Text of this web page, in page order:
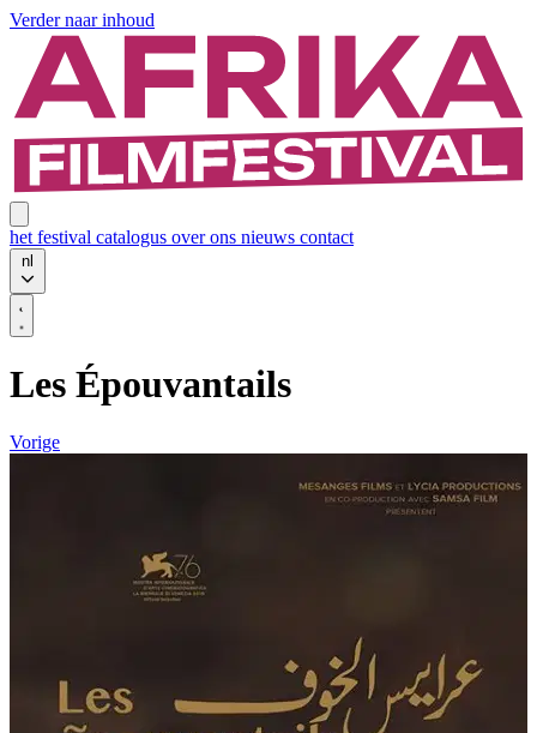
Verder naar inhoud
het festival catalogus over ons nieuws contact
nl
Les Épouvantails
Vorige